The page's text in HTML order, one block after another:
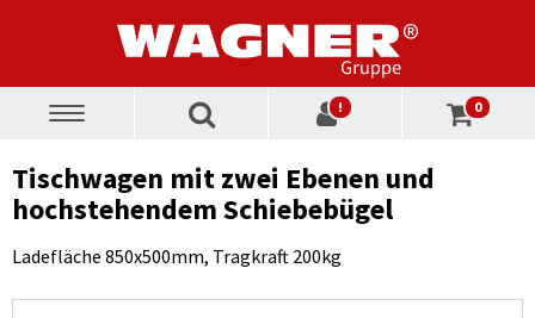
Toggle
! 0
Tischwagen mit zwei Ebenen und
hochstehendem Schiebebügel
Ladefläche 850x500mm, Tragkraft 200kg